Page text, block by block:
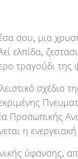
σου, μια
ελπίδα,
τραγούδι της
σχέδιο
Προσωπικής
η
ύφανσης,